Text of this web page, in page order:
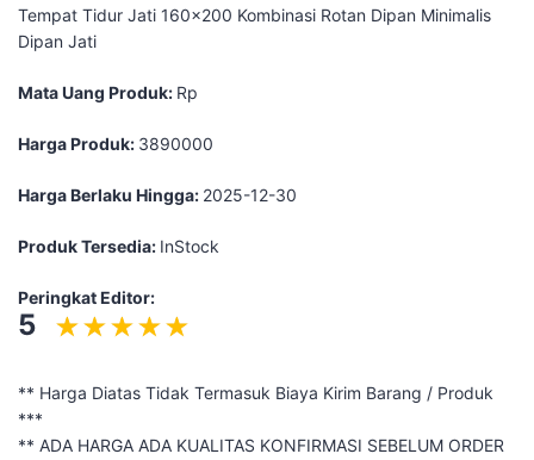
Tempat Tidur Jati 160x200 Kombinasi Rotan Dipan Minimalis
Dipan Jati
Mata Uang Produk: Rp
Harga Produk: 3890000
Harga Berlaku Hingga: 2025-12-30
Produk Tersedia: InStock
Peringkat Editor:
5
** Harga Diatas Tidak Termasuk Biaya Kirim Barang / Produk
***
** ADA HARGA ADA KUALITAS KONFIRMASI SEBELUM ORDER